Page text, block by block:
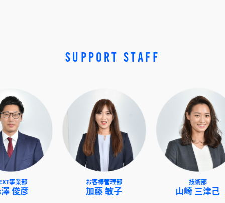
SUPPORT STAFF